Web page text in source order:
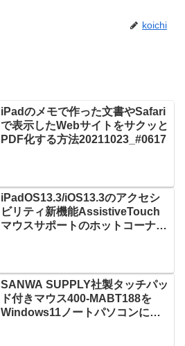
koichi
iPadのメモで作った文書やSafari
で表示したWebサイトをサクッと
PDF化する方法20211023_#0617
iPadOS13.3/iOS13.3のアクセシ
ビリティ新機能AssistiveTouch
マウスサポートのホットコーナー
SANWA SUPPLY社製タッチパッ
ド付きマウス400-MABT188を
Windows11ノートパソコンに